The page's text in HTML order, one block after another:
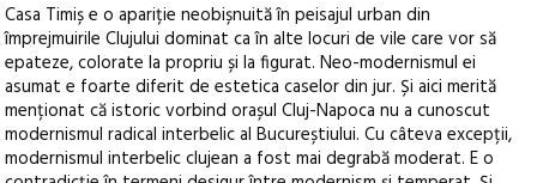
Casa Timiș e o apariție neobișnuită în peisajul urban din
împrejmuirile Clujului dominat ca în alte locuri de vile care vor să
epateze, colorate la propriu și la figurat. Neo-modernismul ei
asumat e foarte diferit de estetica caselor din jur. Și aici merită
menționat că istoric vorbind orașul Cluj-Napoca nu a cunoscut
modernismul radical interbelic al Bucureștiului. Cu câteva excepții,
modernismul interbelic clujean a fost mai degrabă moderat. E o